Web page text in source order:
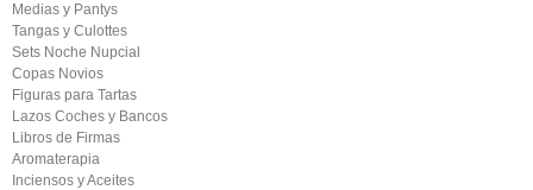
Medias y Pantys
Tangas y Culottes
Sets Noche Nupcial
Copas Novios
Figuras para Tartas
Lazos Coches y Bancos
Libros de Firmas
Aromaterapia
Inciensos y Aceites